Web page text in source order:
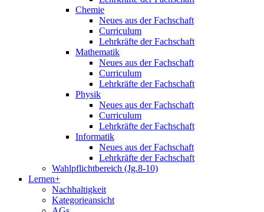
Chemie
Neues aus der Fachschaft
Curriculum
Lehrkräfte der Fachschaft
Mathematik
Neues aus der Fachschaft
Curriculum
Lehrkräfte der Fachschaft
Physik
Neues aus der Fachschaft
Curriculum
Lehrkräfte der Fachschaft
Informatik
Neues aus der Fachschaft
Lehrkräfte der Fachschaft
Wahlpflichtbereich (Jg.8-10)
Lernen+
Nachhaltigkeit
Kategorieansicht